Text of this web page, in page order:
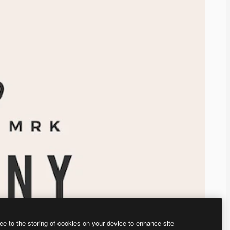
to the storing of cookies on your device to enhance site